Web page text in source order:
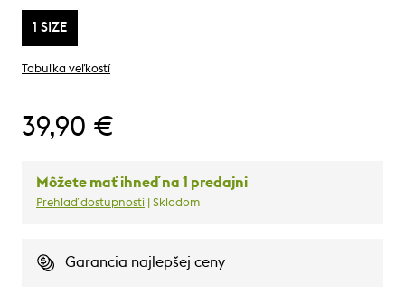
1 SIZE
Tabuľka veľkostí
39,90 €
Môžete mať ihneď na 1 predajni
Prehlaď dostupnosti | Skladom
Garancia najlepšej ceny